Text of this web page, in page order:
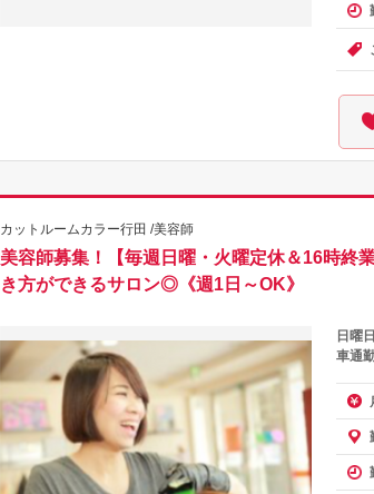
カットルームカラー行田 /美容師
美容師募集！【毎週日曜・火曜定休＆16時終
き方ができるサロン◎《週1日～OK》
日曜
車通